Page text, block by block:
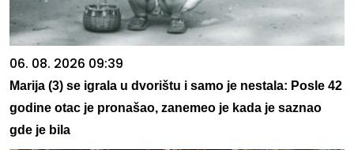
06. 08. 2026 09:39
Marija (3) se igrala u dvorištu i samo je nestala: Posle 42
godine otac je pronašao, zanemeo je kada je saznao
gde je bila